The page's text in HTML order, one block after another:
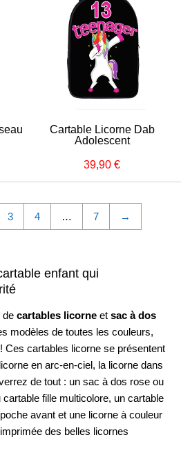
Cartable Licorne Dab
Adolescent
Prix
régulier
39,90 €
€
3 4 … 7 →
enfant qui
de cartables licorne et sac à dos
modèles de toutes les couleurs,
Ces cartables licorne se présentent
en arc-en-ciel, la licorne dans
de tout : un sac à dos rose ou
fille multicolore, un cartable
avant et une licorne à couleur
des belles licornes